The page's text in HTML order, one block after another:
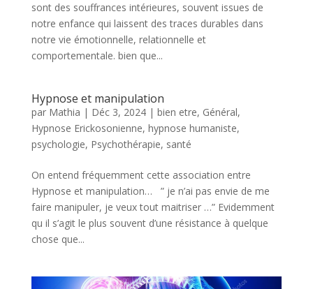
sont des souffrances intérieures, souvent issues de
notre enfance qui laissent des traces durables dans
notre vie émotionnelle, relationnelle et
comportementale. bien que...
Hypnose et manipulation
par Mathia | Déc 3, 2024| bien etre, Général,
Hypnose Erickosonienne, hypnose humaniste,
psychologie, Psychothérapie, santé
On entend fréquemment cette association entre
Hypnose et manipulation… ” je n’ai pas envie de me
faire manipuler, je veux tout maitriser …” Evidemment
qu il s’agit le plus souvent d’une résistance à quelque
chose que...